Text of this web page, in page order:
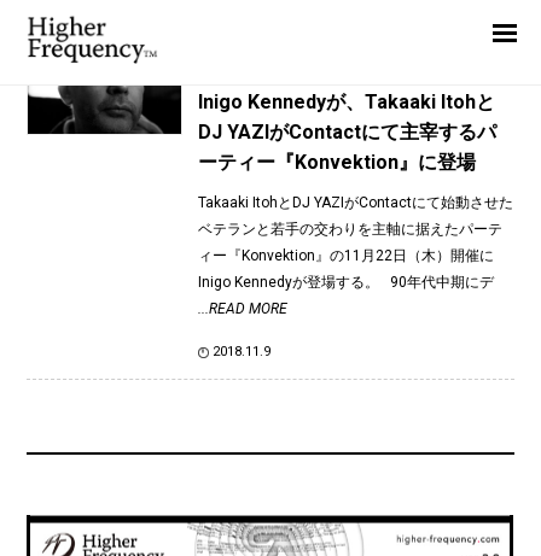
TAG: Inigo Kennedy
Inigo Kennedyが、Takaaki Itohと
DJ YAZIがContactにて主宰するパ
ーティー『Konvektion』に登場
Takaaki ItohとDJ YAZIがContactにて始動させた
ベテランと若手の交わりを主軸に据えたパーテ
ィー『Konvektion』の11月22日（木）開催に
Inigo Kennedyが登場する。 90年代中期にデ
...READ MORE
2018.11.9
News
Interview
Report